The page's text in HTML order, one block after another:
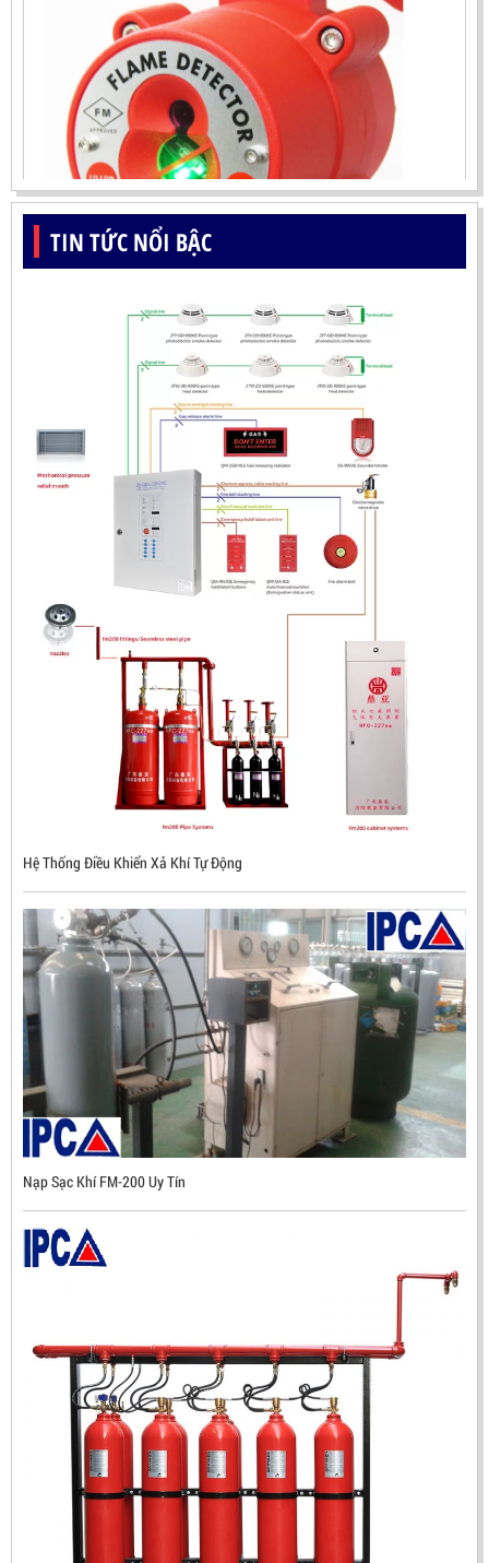
ĐẦU BÁO LỬA UV-IR CHỐNG NỔ-UX150 KOREA
LIÊN HỆ
Mã sản phẩm: UX150
ĐẦU BÁO LỬA CHỐNG NỔ CHỐNG NƯỚC UV/IR- UX300
NHẬP KHẨU HÀN QUỐC
LIÊN HỆ
Mã sản phẩm: UX300
ĐẦU BÁO TIA LỬA IR3 RX500 CHỐNG CHÁY NỔ TIÊU
CHUẨN FM HÀN QUỐC
LIÊN HỆ
Mã sản phẩm: RX500
TIN TỨC NỔI BẬC
Hệ Thống Điều Khiển Xả Khí Tự Động
Nạp Sạc Khí FM-200 Uy Tín